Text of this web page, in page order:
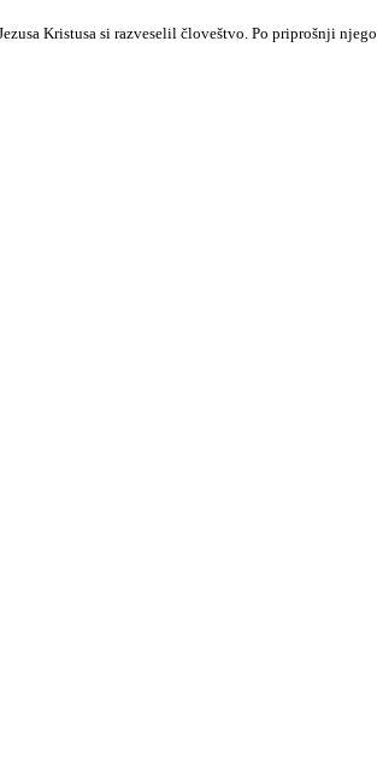
Kristusa si razveselil človeštvo. Po priprošnji